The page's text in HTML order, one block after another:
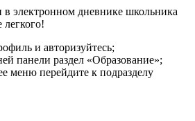
в электронном дневнике школьника
и авторизуйтесь;
панели раздел «Образование»;
меню перейдите к подразделу